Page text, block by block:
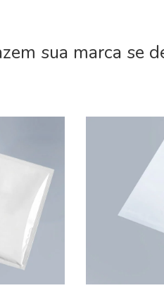
sua marca se